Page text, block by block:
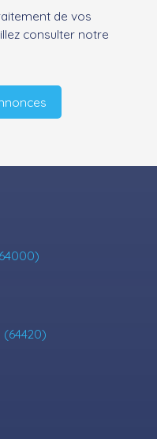
de vos
consulter notre